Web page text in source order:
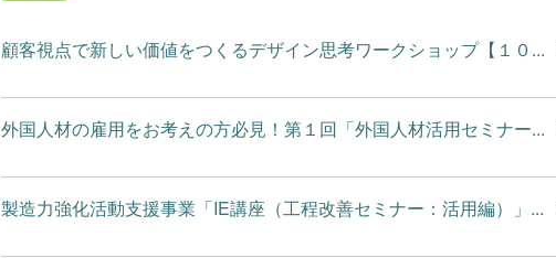
顧客視点で新しい価値をつくるデザイン思考ワークショップ【１０...
外国人材の雇用をお考えの方必見！第１回「外国人材活用セミナー...
製造力強化活動支援事業「IE講座（工程改善セミナー：活用編）」...